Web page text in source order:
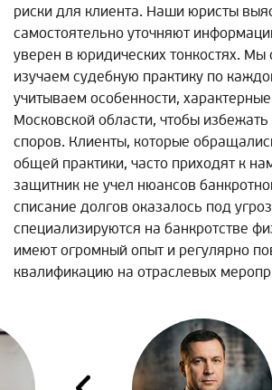
риски для клиента. Наши юристы
самостоятельно уточняют
уверен в юридических тонкостях. Мы
изучаем судебную практику по
учитываем особенности,
Московской области, чтобы
споров. Клиенты, которые
общей практики, часто приходят к
защитник не учел нюансов
списание долгов оказалось под
специализируются на банкротстве
имеют огромный опыт и регулярно
квалификацию на отраслевых